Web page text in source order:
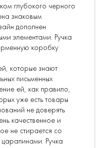
глубокого черного
знаковым
дополнен
элементами. Ручка
коробку
которые знают
письменных
ей, как правило,
уже есть товары
не доверять
качественное и
не стирается со
Ручка